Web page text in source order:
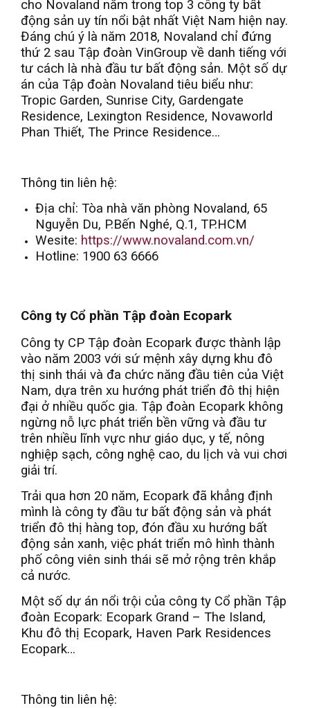
cho Novaland nằm trong top 3 công ty bất
động sản uy tín nổi bật nhất Việt Nam hiện nay.
Đáng chú ý là năm 2018, Novaland chỉ đứng
thứ 2 sau Tập đoàn VinGroup về danh tiếng với
tư cách là nhà đầu tư bất động sản. Một số dự
án của Tập đoàn Novaland tiêu biểu như:
Tropic Garden, Sunrise City, Gardengate
Residence, Lexington Residence, Novaworld
Phan Thiết, The Prince Residence…
Thông tin liên hệ:
Địa chỉ: Tòa nhà văn phòng Novaland, 65
Nguyễn Du, P.Bến Nghé, Q.1, TP.HCM
Wesite: https://www.novaland.com.vn/
Hotline: 1900 63 6666
Công ty Cổ phần Tập đoàn Ecopark
Công ty CP Tập đoàn Ecopark được thành lập
vào năm 2003 với sứ mệnh xây dựng khu đô
thị sinh thái và đa chức năng đầu tiên của Việt
Nam, dựa trên xu hướng phát triển đô thị hiện
đại ở nhiều quốc gia. Tập đoàn Ecopark không
ngừng nỗ lực phát triển bền vững và đầu tư
trên nhiều lĩnh vực như giáo dục, y tế, nông
nghiệp sạch, công nghệ cao, du lịch và vui chơi
giải trí.
Trải qua hơn 20 năm, Ecopark đã khẳng định
mình là công ty đầu tư bất động sản và phát
triển đô thị hàng top, đón đầu xu hướng bất
động sản xanh, việc phát triển mô hình thành
phố công viên sinh thái sẽ mở rộng trên khắp
cả nước.
Một số dự án nổi trội của công ty Cổ phần Tập
đoàn Ecopark: Ecopark Grand – The Island,
Khu đô thị Ecopark, Haven Park Residences
Ecopark…
Thông tin liên hệ: